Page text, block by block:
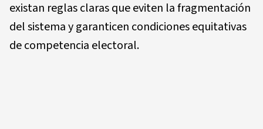
existan reglas claras que eviten la fragmentación
del sistema y garanticen condiciones equitativas
de competencia electoral.